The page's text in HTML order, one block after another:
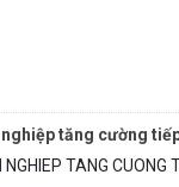
nghiệp tăng cường
NGHIEP TANG CUONG